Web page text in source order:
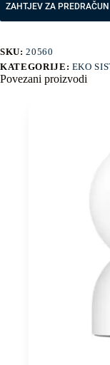
ZAHTJEV ZA PREDRAČUN
SKU:20560
KATEGORIJE: EKO
Povezani proizvodi